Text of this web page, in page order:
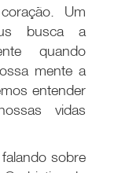
Um
busca a
quando
mente a
entender
vidas
sobre